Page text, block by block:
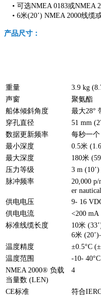
• 可选NMEA 0183或NMEA
• 6米(20’) NMEA 2000线缆
产品尺寸：
重量
3.9 kg
声窗
聚氨酯
船体倾斜角度
最大28°
穿孔直径
51 mm
数据更新频率
每秒一个
最小深度
0.5米
最大深度
180米
压力等级
3 m (10’)
脉冲频率
20,000
er
供电电压
9- 16
供电电流
<200 mA
标准线缆长度
10米
6米
温度精度
±0.5°C
温度范围
-10-
NMEA 2000® 负载
当量数 (LEN)
4
CE标准 符合